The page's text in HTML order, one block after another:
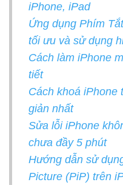
iPhone, iPad
Ứng dụng Phím
tối ưu và sử dụng
Cách làm iPhone
tiết
Cách khoá iPhone
giản nhất
Sửa lỗi iPhone
chưa đầy 5 phút
Hướng dẫn sử
Picture (PiP) trên